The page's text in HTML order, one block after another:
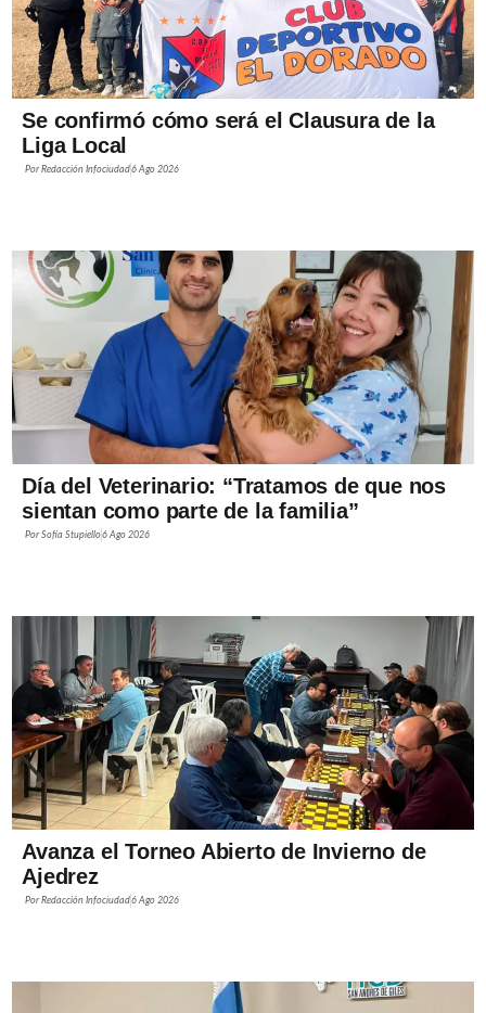
Se confirmó cómo será el Clausura de la
Liga Local
PorRedacción Infociudad6 Ago 2026
Día del Veterinario: “Tratamos de que nos
sientan como parte de la familia”
PorSofía Stupiello6 Ago 2026
Avanza el Torneo Abierto de Invierno de
Ajedrez
PorRedacción Infociudad6 Ago 2026